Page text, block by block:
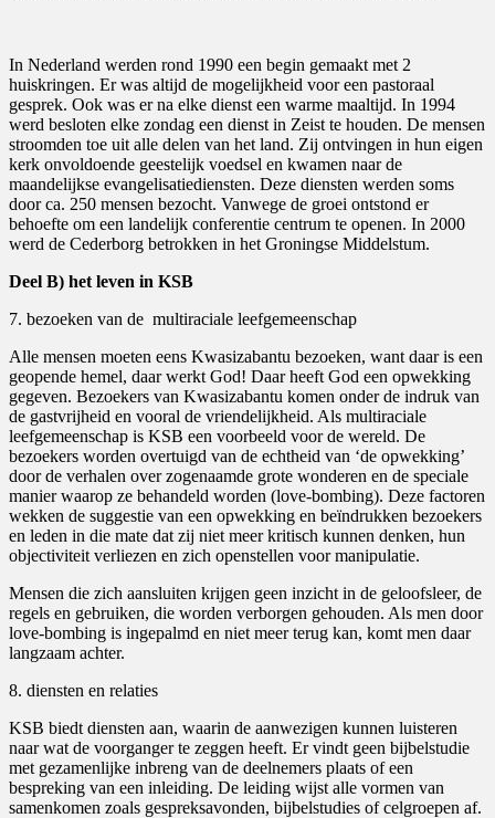
In Nederland werden rond 1990 een begin gemaakt met 2
huiskringen. Er was altijd de mogelijkheid voor een pastoraal
gesprek. Ook was er na elke dienst een warme maaltijd. In 1994
werd besloten elke zondag een dienst in Zeist te houden. De mensen
stroomden toe uit alle delen van het land. Zij ontvingen in hun eigen
kerk onvoldoende geestelijk voedsel en kwamen naar de
maandelijkse evangelisatiediensten. Deze diensten werden soms
door ca. 250 mensen bezocht. Vanwege de groei ontstond er
behoefte om een landelijk conferentie centrum te openen. In 2000
werd de Cederborg betrokken in het Groningse Middelstum.
Deel B) het leven in KSB
7. bezoeken van de multiraciale leefgemeenschap
Alle mensen moeten eens Kwasizabantu bezoeken, want daar is een
geopende hemel, daar werkt God! Daar heeft God een opwekking
gegeven. Bezoekers van Kwasizabantu komen onder de indruk van
de gastvrijheid en vooral de vriendelijkheid. Als multiraciale
leefgemeenschap is KSB een voorbeeld voor de wereld. De
bezoekers worden overtuigd van de echtheid van ‘de opwekking’
door de verhalen over zogenaamde grote wonderen en de speciale
manier waarop ze behandeld worden (love-bombing). Deze factoren
wekken de suggestie van een opwekking en beïndrukken bezoekers
en leden in die mate dat zij niet meer kritisch kunnen denken, hun
objectiviteit verliezen en zich openstellen voor manipulatie.
Mensen die zich aansluiten krijgen geen inzicht in de geloofsleer, de
regels en gebruiken, die worden verborgen gehouden. Als men door
love-bombing is ingepalmd en niet meer terug kan, komt men daar
langzaam achter.
8. diensten en relaties
KSB biedt diensten aan, waarin de aanwezigen kunnen luisteren
naar wat de voorganger te zeggen heeft. Er vindt geen bijbelstudie
met gezamenlijke inbreng van de deelnemers plaats of een
bespreking van een inleiding. De leiding wijst alle vormen van
samenkomen zoals gespreksavonden, bijbelstudies of celgroepen af.